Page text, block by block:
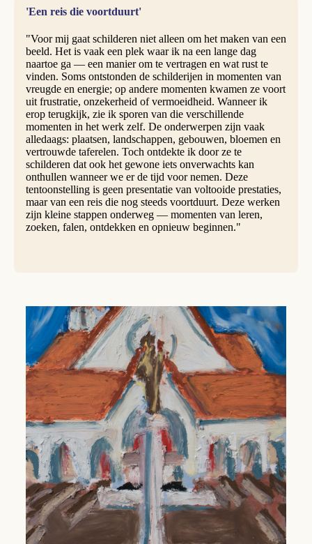
'Een reis die voortduurt'
"Voor mij gaat schilderen niet alleen om het maken van een
beeld. Het is vaak een plek waar ik na een lange dag
naartoe ga — een manier om te vertragen en wat rust te
vinden. Soms ontstonden de schilderijen in momenten van
vreugde en energie; op andere momenten kwamen ze voort
uit frustratie, onzekerheid of vermoeidheid. Wanneer ik
erop terugkijk, zie ik sporen van die verschillende
momenten in het werk zelf. De onderwerpen zijn vaak
alledaags: plaatsen, landschappen, gebouwen, bloemen en
vertrouwde taferelen. Toch ontdekte ik door ze te
schilderen dat ook het gewone iets onverwachts kan
onthullen wanneer we er de tijd voor nemen. Deze
tentoonstelling is geen presentatie van voltooide prestaties,
maar van een reis die nog steeds voortduurt. Deze werken
zijn kleine stappen onderweg — momenten van leren,
zoeken, falen, ontdekken en opnieuw beginnen."